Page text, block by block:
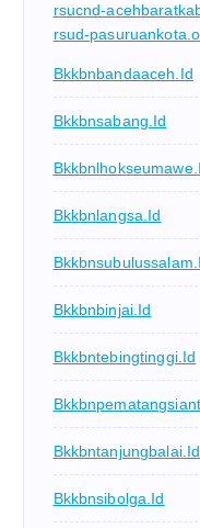
rsucnd-
rsud-
Bkkbnbandaaceh.id
Bkkbnsabang.id
Bkkbnlangsa.id
Bkkbnbinjai.id
Bkkbntebingtinggi.id
Bkkbntanjungbalai.id
Bkkbnsibolga.id